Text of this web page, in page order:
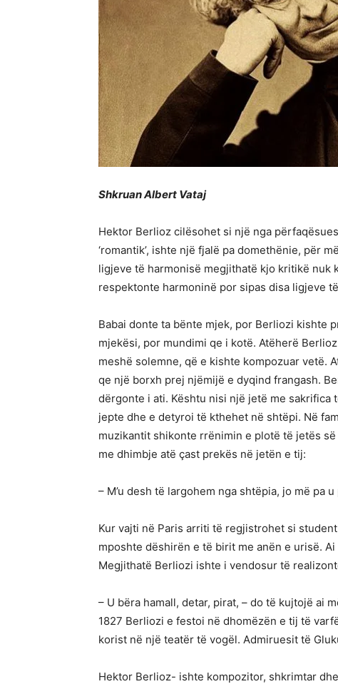
Shkruan Albert Vataj
Hektor Berlioz cilësohet si një nga
‘romantik’, ishte një fjalë pa domethënie, për
ligjeve të harmonisë megjithatë kjo kritikë nuk
respektonte harmoninë por sipas disa ligjeve
Babai donte ta bënte mjek, por Berliozi kishte
mjekësi, por mundimi qe i kotë. Atëherë
meshë solemne, që e kishte kompozuar vetë.
qe një borxh prej njëmijë e dyqind frangash.
dërgonte i ati. Kështu nisi një jetë me
jepte dhe e detyroi të kthehet në shtëpi. Në
muzikantit shikonte rrënimin e plotë të jetës
me dhimbje atë çast prekës në jetën e tij:
– M’u desh të largohem nga shtëpia, jo më pa
Kur vajti në Paris arriti të regjistrohet si
mposhte dëshirën e të birit me anën e urisë.
Megjithatë Berliozi ishte i vendosur të
– U bëra hamall, detar, pirat, – do të kujtojë ai
1827 Berliozi e festoi në dhomëzën e tij të
korist në një teatër të vogël. Admiruesit të
Hektor Berlioz- ishte kompozitor, shkrimtar